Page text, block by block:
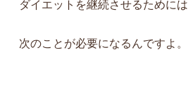
ダイエットを継続させるためには
次のことが必要になるんですよ。